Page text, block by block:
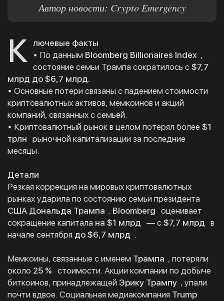
Автор новости: Crypto Emergency
К лючевые факты
• По данным Bloomberg Billionaires Index ,
состояние семьи Трампа сократилось с $7,7
млрд до $6,7 млрд.
• Основные потери связаны с падением стоимости
криптовалютных активов, мемкоинов и акций
компаний, связанных с семьёй.
• Криптовалютный рынок в целом потерял более $1
трлн рыночной капитализации за последние
месяцы.
Детали
Резкая коррекция на мировых криптовалютных
рынках ударила по состоянию семьи президента
США Дональда Трампа . Bloomberg оценивает
сокращение капитала на $1 млрд — с $7,7 млрд в
начале сентября до $6,7 млрд .
Мемкоины, связанные с именем Трампа , потеряли
около 25 % стоимости. Акции компании по добыче
биткоинов, принадлежащей Эрику Трампу , упали
почти вдвое. Социальная медиакомпания Trump